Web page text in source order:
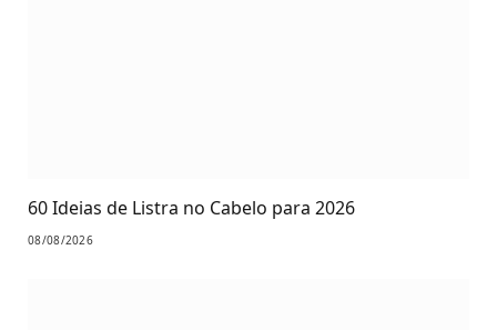
60 Ideias de Listra no Cabelo para 2026
08/08/2026